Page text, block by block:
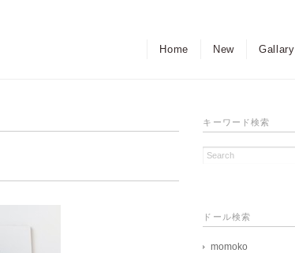
Home New Gallary
キーワード検索
ドール検索
momoko